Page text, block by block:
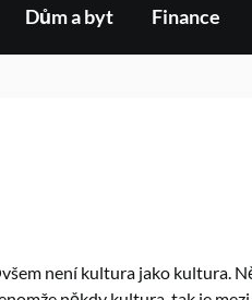
Dům a byt Finance
není kultura jako kultura.